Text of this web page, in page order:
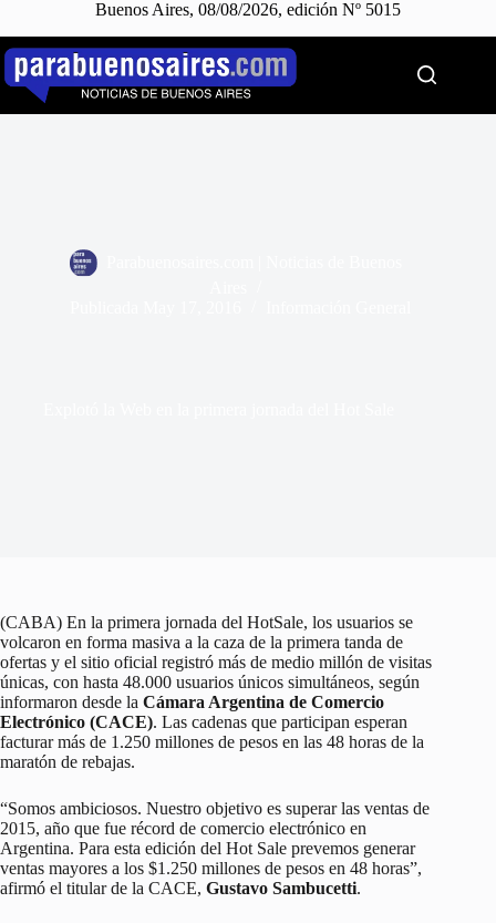
Buenos Aires, 08/08/2026, edición Nº 5015
Saltar
contenido
(CABA) En la primera jornada del HotSale, los usuarios se
volcaron en forma masiva a la caza de la primera tanda de
ofertas y el sitio oficial registró más de medio millón de visitas
únicas, con hasta 48.000 usuarios únicos simultáneos, según
informaron desde la Cámara Argentina de Comercio
Electrónico (CACE). Las cadenas que participan esperan
facturar más de 1.250 millones de pesos en las 48 horas de la
maratón de rebajas.
“Somos ambiciosos. Nuestro objetivo es superar las ventas de
2015, año que fue récord de comercio electrónico en
Argentina. Para esta edición del Hot Sale prevemos generar
ventas mayores a los $1.250 millones de pesos en 48 horas”,
afirmó el titular de la CACE, Gustavo Sambucetti.